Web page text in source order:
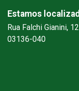
Estamos
Rua Falchi Gianini,
03136-040